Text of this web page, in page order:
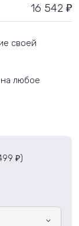
16 542 ₽
своей
любое
₽ )